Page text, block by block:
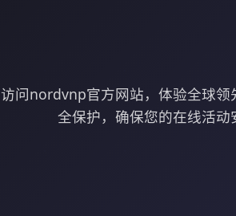
访问nordvnp官方网站，体验全球领
全保护，确保您的在线活动